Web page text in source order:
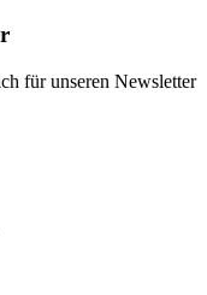
für unseren Newsletter